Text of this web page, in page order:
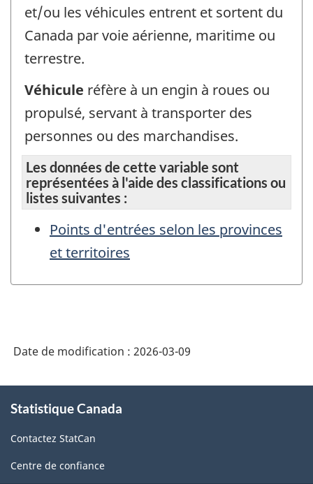
et/ou les véhicules entrent et sortent du
Canada par voie aérienne, maritime ou
terrestre.
Véhicule réfère à un engin à roues ou
propulsé, servant à transporter des
personnes ou des marchandises.
Les données de cette variable sont
représentées à l'aide des classifications ou
listes suivantes :
Points d'entrées selon les provinces
et territoires
Date de modification : 2026-03-09
propos
ce
site
Statistique Canada
Contactez StatCan
Centre de confiance